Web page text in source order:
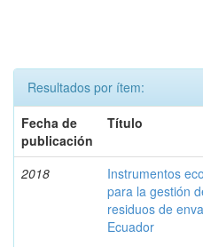
Resultados por ítem:
Fecha de
publicación
Título
2018
Instrumentos
para la gestión
residuos de
Ecuador